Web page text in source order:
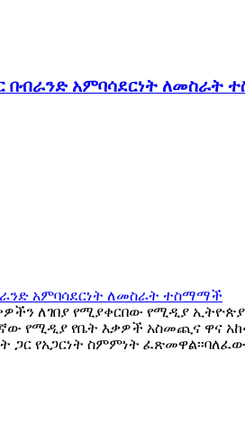
በብራንድ አምባሳደርነት ለመስራት
ለገበያ የሚያቀርበው የሚዲያ
የሚዲያ የቤት እቃዎች አስመጪና ዋና
የአጋርነት ስምምነት